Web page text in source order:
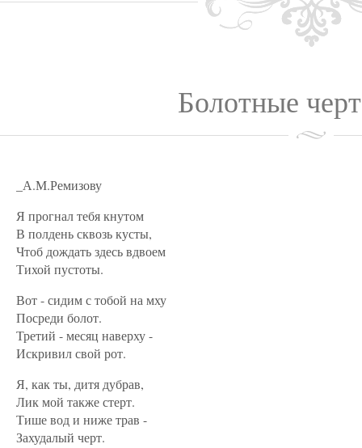
Болотные
_А.М.Ремизову
Я прогнал тебя кнутом
В полдень сквозь кусты,
Чтоб дождать здесь вдвоем
Тихой пустоты.
Вот - сидим с тобой на мху
Посреди болот.
Третий - месяц наверху -
Искривил свой рот.
Я, как ты, дитя дубрав,
Лик мой также стерт.
Тише вод и ниже трав -
Захудалый черт.